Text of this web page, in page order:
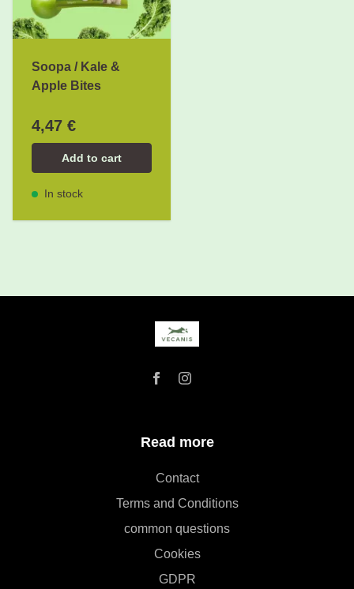
Soopa / Kale &
Apple Bites
4,47 €
Add to cart
In stock
Read more
Contact
Terms and Conditions
common questions
Cookies
GDPR